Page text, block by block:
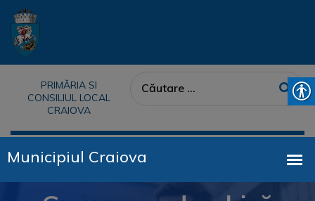
PRIMĂRIA SI
CONSILIUL LOCAL
CRAIOVA